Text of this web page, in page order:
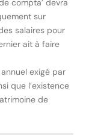
compta’ devra
sur
salaires pour
ait à faire
exigé par
que l’existence
de